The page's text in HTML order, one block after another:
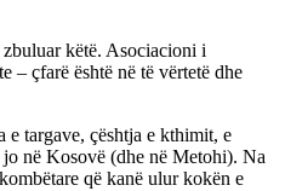
zbuluar këtë. Asociacioni i
– çfarë është në të vërtetë dhe
targave, çështja e kthimit, e
në Kosovë (dhe në Metohi). Na
që kanë ulur kokën e